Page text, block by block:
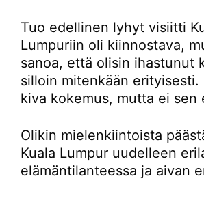
Tuo edellinen lyhyt visiitti
Lumpuriin oli kiinnostava,
sanoa, että olisin ihastunut
silloin mitenkään erityisesti.
kiva kokemus, mutta ei sen
Olikin mielenkiintoista
Kuala Lumpur uudelleen
elämäntilanteessa ja aivan